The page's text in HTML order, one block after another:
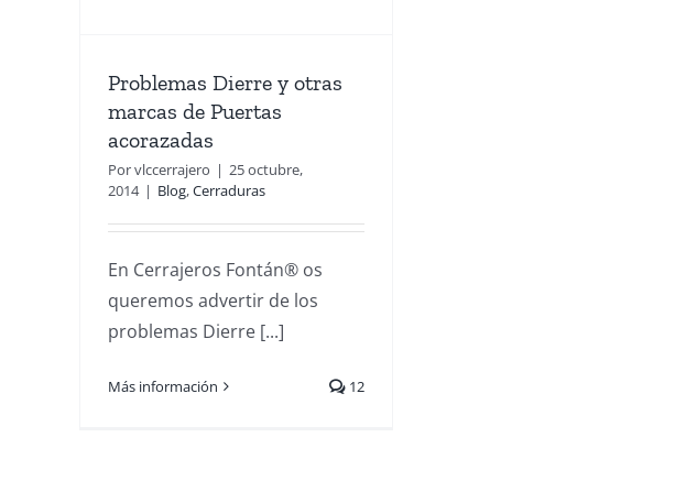
Problemas Dierre y otras
marcas de Puertas
acorazadas
Porvlccerrajero | 25 octubre,
2014 | Blog,Cerraduras
En Cerrajeros Fontán® os
queremos advertir de los
problemas Dierre [...]
Más información 12